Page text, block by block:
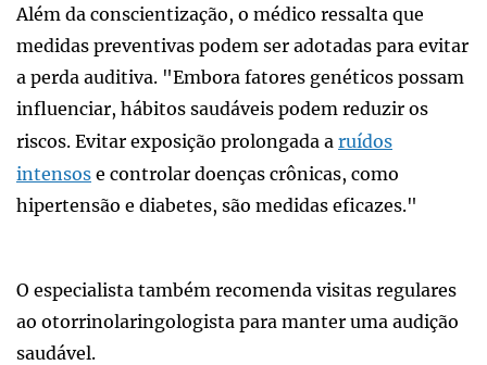
Além da conscientização, o médico ressalta que
medidas preventivas podem ser adotadas para evitar
a perda auditiva. "Embora fatores genéticos possam
influenciar, hábitos saudáveis podem reduzir os
riscos. Evitar exposição prolongada a ruídos
intensos e controlar doenças crônicas, como
hipertensão e diabetes, são medidas eficazes."
O especialista também recomenda visitas regulares
ao otorrinolaringologista para manter uma audição
saudável.